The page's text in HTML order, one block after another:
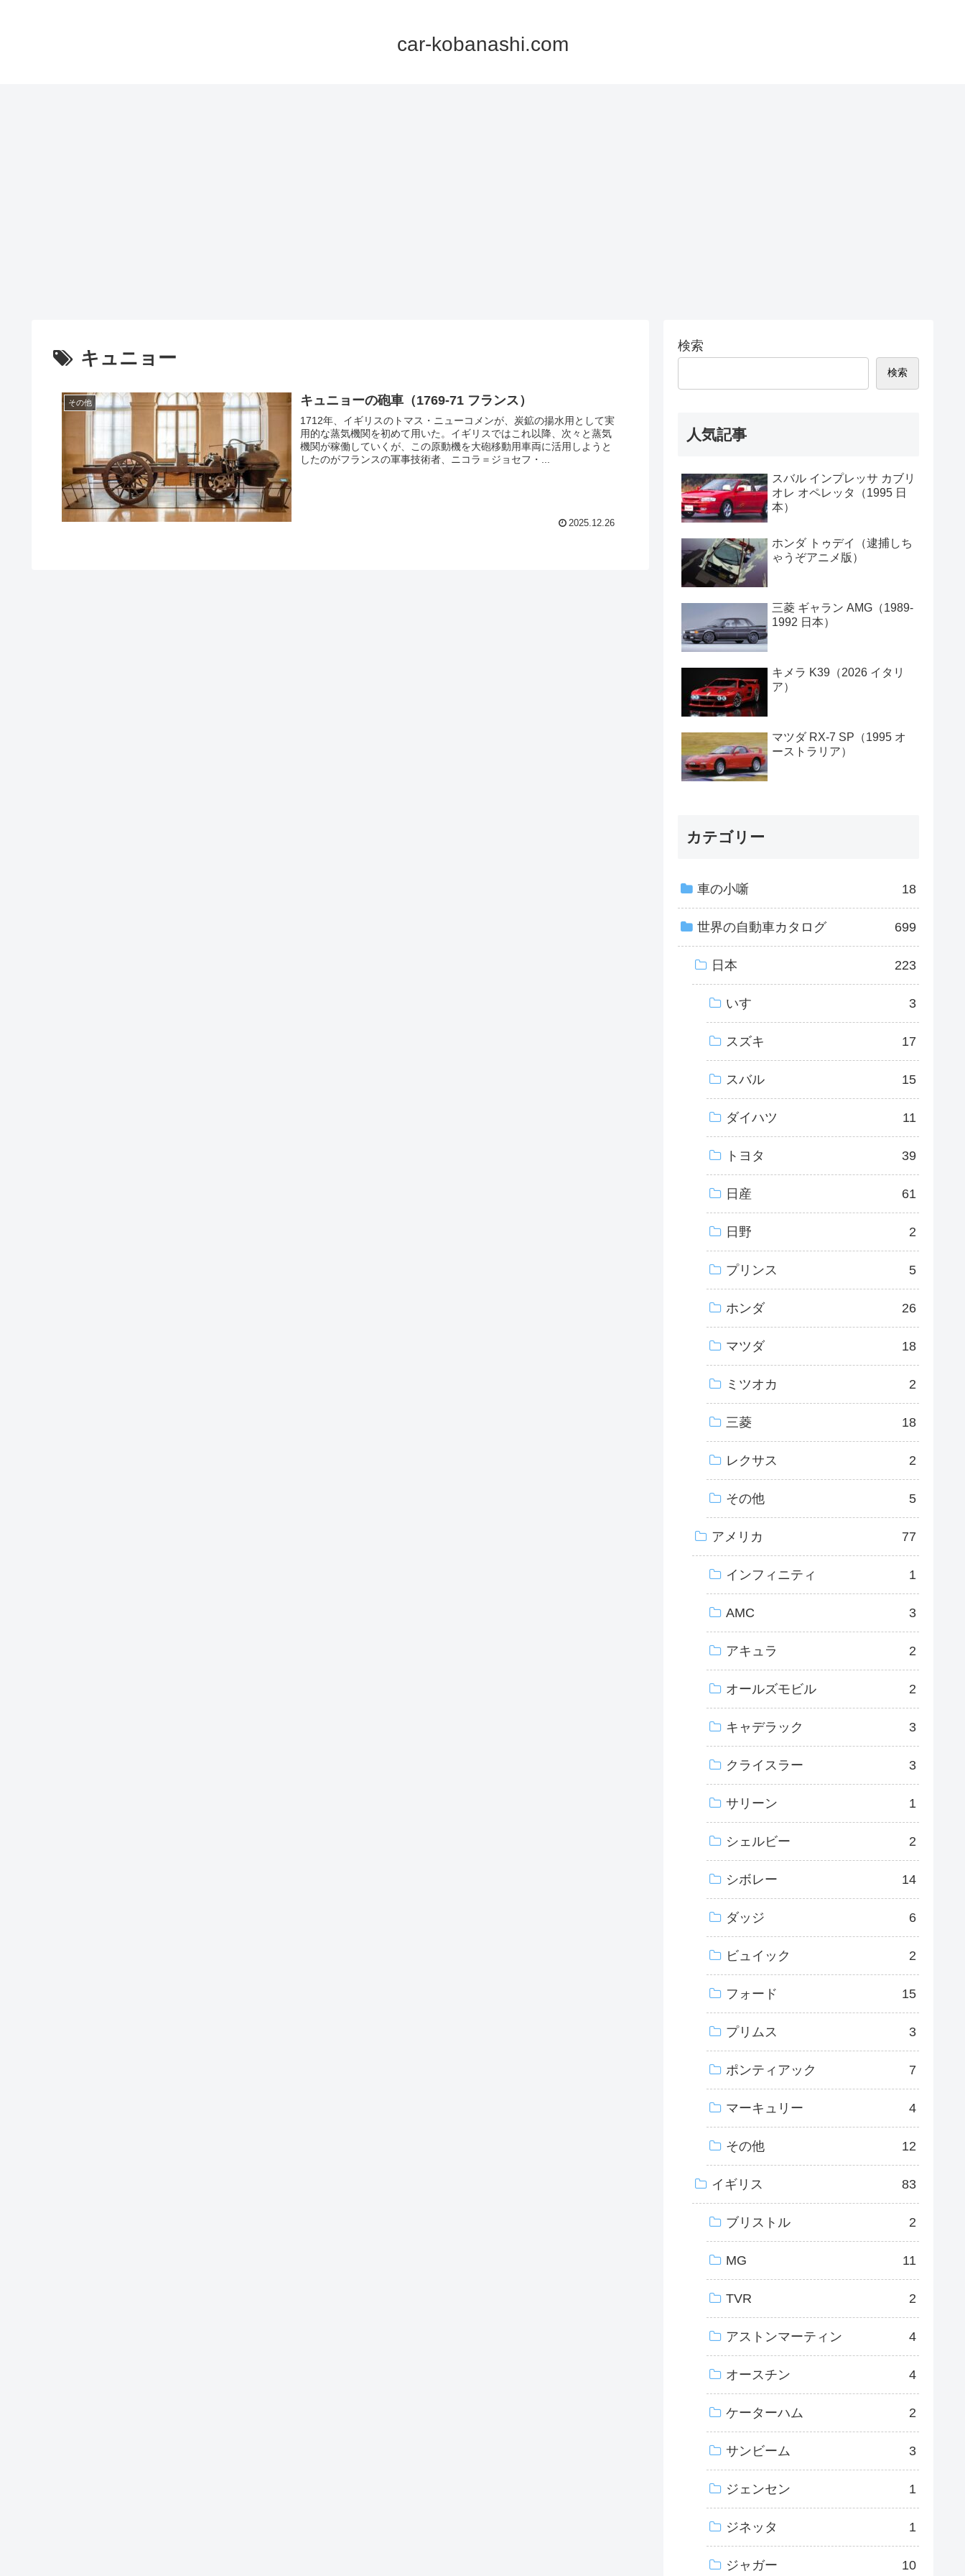
car-kobanashi.com
キュニョー
その他 キュニョーの砲車（1769-71 フランス）
1712年、イギリスのトマス・ニューコメンが、炭鉱の揚水用として実
用的な蒸気機関を初めて用いた。イギリスではこれ以降、次々と蒸気
機関が稼働していくが、この原動機を大砲移動用車両に活用しようと
したのがフランスの軍事技術者、ニコラ＝ジョセフ・...
2025.12.26
検索
検索
人気記事
スバル インプレッサ カブリ
オレ オペレッタ（1995 日
本）
ホンダ トゥデイ（逮捕しち
ゃうぞアニメ版）
三菱 ギャラン AMG（1989-
1992 日本）
キメラ K39（2026 イタリ
ア）
マツダ RX-7 SP（1995 オ
ーストラリア）
カテゴリー
車の小噺 18
世界の自動車カタログ 699
日本 223
いすゞ 3
スズキ 17
スバル 15
ダイハツ 11
トヨタ 39
日産 61
日野 2
プリンス 5
ホンダ 26
マツダ 18
ミツオカ 2
三菱 18
レクサス 2
その他 5
アメリカ 77
インフィニティ 1
AMC 3
アキュラ 2
オールズモビル 2
キャデラック 3
クライスラー 3
サリーン 1
シェルビー 2
シボレー 14
ダッジ 6
ビュイック 2
フォード 15
プリムス 3
ポンティアック 7
マーキュリー 4
その他 12
イギリス 83
ブリストル 2
MG 11
TVR 2
アストンマーティン 4
オースチン 4
ケーターハム 2
サンビーム 3
ジェンセン 1
ジネッタ 1
ジャガー 10